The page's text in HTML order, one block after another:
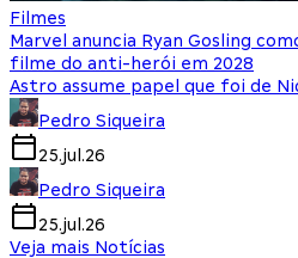
Filmes
Marvel anuncia Ryan Gosling
filme do anti-herói em 2028
Astro assume papel que foi de
Pedro Siqueira
25.jul.26
Pedro Siqueira
25.jul.26
Veja mais Notícias